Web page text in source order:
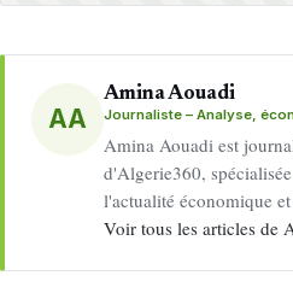
AA
Amina Aouadi
Journaliste – Analyse,
Amina Aouadi est
d'Algerie360,
l'actualité économique
Voir tous les articles de